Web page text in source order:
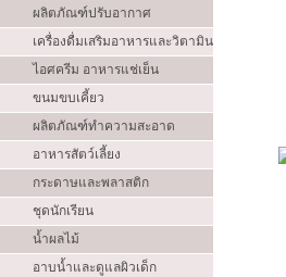
ผลิตภัณฑ์ปรับอากาศ
เครื่องดื่มเสริมอาหารและวิตามิน
ไอศครีม อาหารแช่เย็น
ขนมขบเคี้ยว
ผลิตภัณฑ์ทำความสะอาด
อาหารสัตว์เลี้ยง
กระดาษและพลาสติก
ชุดนักเรียน
น้ำผลไม้
อาบน้ำและดูแลผิวเด็ก